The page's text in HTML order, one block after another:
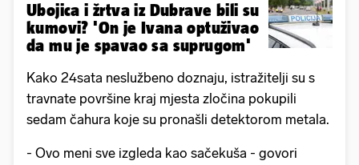
Ubojica i žrtva iz Dubrave bili su
kumovi? 'On je Ivana optuživao
da mu je spavao sa suprugom'
Kako 24sata neslužbeno doznaju, istražitelji su s
travnate površine kraj mjesta zločina pokupili
sedam čahura koje su pronašli detektorom metala.
- Ovo meni sve izgleda kao sačekuša - govori